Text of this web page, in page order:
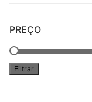
PREÇO
Filtrar